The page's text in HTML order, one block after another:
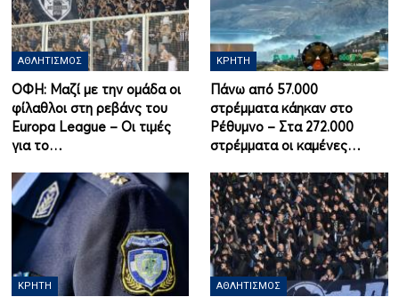
ΑΘΛΗΤΙΣΜΌΣ
ΟΦΗ: Μαζί με την ομάδα οι
φίλαθλοι στη ρεβάνς του
Europa League – Οι τιμές
για το…
ΚΡΉΤΗ
Πάνω από 57.000
στρέμματα κάηκαν στο
Ρέθυμνο – Στα 272.000
στρέμματα οι καμένες…
ΚΡΉΤΗ ΑΘΛΗΤΙΣΜΌΣ